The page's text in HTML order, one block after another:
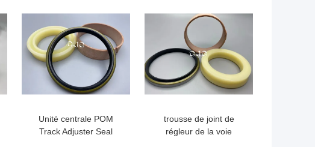
Unité centrale POM
Track Adjuster Seal
trousse de joint de
régleur de la voie